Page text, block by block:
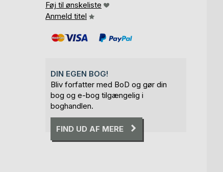
Føj til ønskeliste
Anmeld titel
DIN EGEN BOG!
Bliv forfatter med BoD og gør din
bog og e-bog tilgængelig i
boghandlen.
FIND UD AF MERE